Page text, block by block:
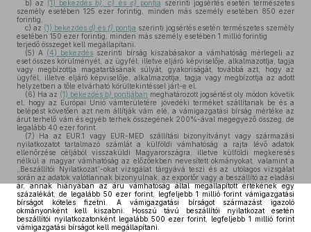
b) az (1) bekezdésb), c) és e) pontja szerinti jogsértés esetén természetes
személy esetében 125 ezer forintig, minden más személy esetében 850 ezer
forintig,
c) az (1) bekezdés d) és f) pontja szerinti jogsértés esetén természetes személy
esetében 150 ezer forintig, minden más személy esetében 1 millió forintig
terjedő összeget kell megállapítani.
(5) A (4) bekezdés szerinti bírság kiszabásakor a vámhatóság mérlegeli az
eset összes körülményét, az ügyfél, illetve eljáró képviselője, alkalmazottja, tagja
vagy megbízottja magatartásának súlyát, gyakoriságát, továbbá azt, hogy az
ügyfél, illetve eljáró képviselője, alkalmazottja, tagja vagy megbízottja az adott
helyzetben a tőle elvárható körültekintéssel járt-e el.
(6) Ha az (1) bekezdés b) pontjában meghatározott jogsértést oly módon követik
el, hogy az Európai Unió vámterületére jövedéki terméket szállítanak be és a
belépést követően azt nem állítják vám elé, a vámigazgatási bírság mértéke az
árut terhelő vám és egyéb terhek összegének 200%-ával megegyező összeg, de
legalább 40 ezer forint.
(7) Ha az EUR.1 vagy EUR-MED szállítási bizonyítványt vagy származási
nyilatkozatot tartalmazó számlát a külföldi vámhatóság a rajta lévő adatok
ellenőrzése céljából visszaküldi Magyarországra, illetve külföldi megkeresés
nélkül a magyar vámhatóság az előzőekben nevesített okmányokat, valamint a
„Beszállítói Nyilatkozat”-okat vizsgálat tárgyává teszi és az utólagos vizsgálat
során az adatok valótlannak bizonyulnak, az exportőr vagy a beszállító az eladási
ár, annak hiányában az áru vámhatóság által megállapított értékének egy
százalékát, de legalább 50 ezer forint, legfeljebb 1 millió forint vámigazgatási
bírságot köteles fizetni. A vámigazgatási bírságot származást igazoló
okmányonként kell kiszabni. Hosszú távú beszállítói nyilatkozat esetén
beszállítói nyilatkozatonként legalább 500 ezer forint, legfeljebb 1 millió forint
vámigazgatási bírságot kell megállapítani.